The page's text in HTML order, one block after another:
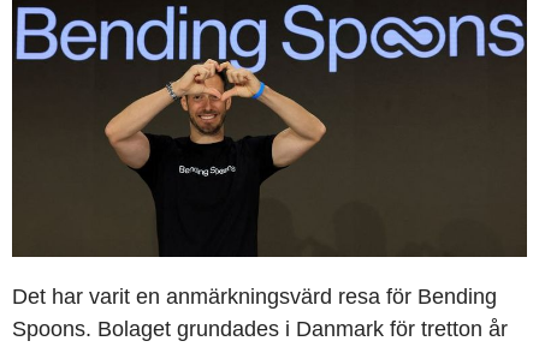
Det har varit en anmärkningsvärd resa för Bending
Spoons. Bolaget grundades i Danmark för tretton år